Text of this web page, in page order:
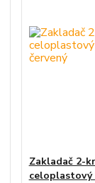
Zakladač 2-
celoplastový